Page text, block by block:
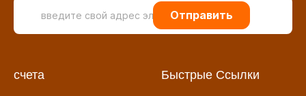
Отправить
счета Быстрые Ссылки